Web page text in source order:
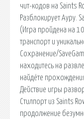
чит-кодов на Saints
Разблокирует Ауру.
(Игра пройдена на
транспорт и
Сохранение/
находитесь на
найдёте
Действие игры
Стилпорт из Saints
продолжение